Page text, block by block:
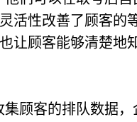
活性改善了顾客的
让顾客能够清楚地
顾客的排队数据